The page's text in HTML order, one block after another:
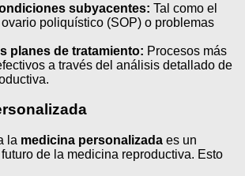
subyacentes: Tal como el
poliquístico (SOP) o problemas
planes de tratamiento: Procesos más
a través del análisis detallado de
la medicina personalizada es un
de la medicina reproductiva. Esto